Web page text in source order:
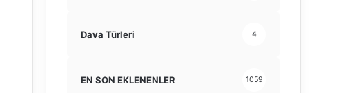
Dava Türleri 4
EN SON EKLENENLER 1059